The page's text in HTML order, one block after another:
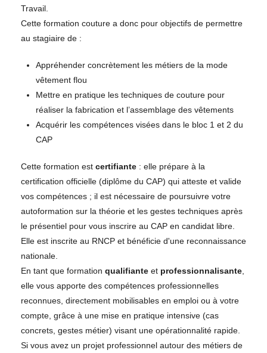
Travail.
Cette formation couture a donc pour objectifs de permettre
au stagiaire de :
Appréhender concrètement les métiers de la mode
vêtement flou
Mettre en pratique les techniques de couture pour
réaliser la fabrication et l’assemblage des vêtements
Acquérir les compétences visées dans le bloc 1 et 2 du
CAP
Cette formation est certifiante : elle prépare à la
certification officielle (diplôme du CAP) qui atteste et valide
vos compétences ; il est nécessaire de poursuivre votre
autoformation sur la théorie et les gestes techniques après
le présentiel pour vous inscrire au CAP en candidat libre.
Elle est inscrite au RNCP et bénéficie d'une reconnaissance
nationale.
En tant que formation qualifiante et professionnalisante
elle vous apporte des compétences professionnelles
reconnues, directement mobilisables en emploi ou à votre
compte, grâce à une mise en pratique intensive (cas
concrets, gestes métier) visant une opérationnalité rapide.
Si vous avez un projet professionnel autour des métiers de